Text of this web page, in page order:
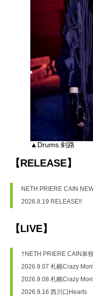
▲Drums.剣路
【RELEASE】
NETH PRIERE CAIN
2026.8.19 RELEASE!!
【LIVE】
†NETH PRIERE CAIN単
2026.9.07 札幌Crazy
2026.9.08 札幌Crazy
2026.9.16 西川口Hearts